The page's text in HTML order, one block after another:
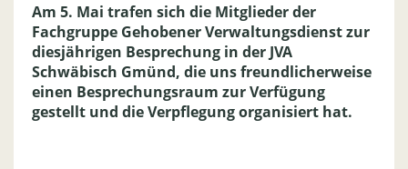
Am 5. Mai trafen sich die Mitglieder der
Fachgruppe Gehobener Verwaltungsdienst zur
diesjährigen Besprechung in der JVA
Schwäbisch Gmünd, die uns freundlicherweise
einen Besprechungsraum zur Verfügung
gestellt und die Verpflegung organisiert hat.